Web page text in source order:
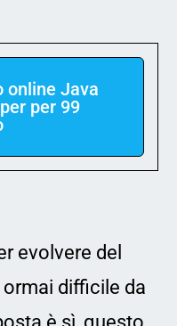
online Java
per 99
evolvere del
difficile da